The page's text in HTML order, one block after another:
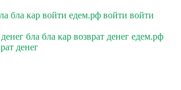
бла кар войти едем.рф войти войти
бла бла кар возврат денег едем.рф
денег